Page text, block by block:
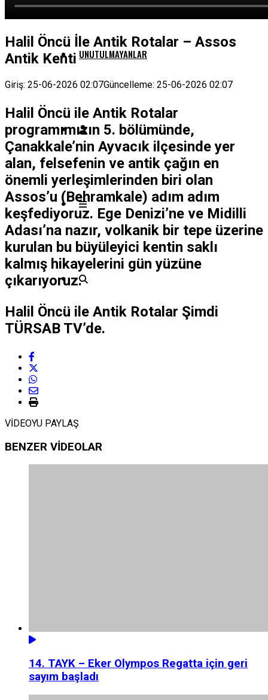
UNUTULMAYANLAR
Halil Öncü İle Antik Rotalar – Assos
Antik Kenti
Giriş: 25-06-2026 02:07Güncelleme: 25-06-2026 02:07
Halil Öncü ile Antik Rotalar
programımızın 5. bölümünde,
Çanakkale’nin Ayvacık ilçesinde yer
alan, felsefenin ve antik çağın en
önemli yerleşimlerinden biri olan
Assos’u (Behramkale) adım adım
keşfediyoruz. Ege Denizi’ne ve Midilli
Adası’na nazır, volkanik bir tepe üzerine
kurulan bu büyüleyici kentin saklı
kalmış hikayelerini gün yüzüne
çıkarıyoruz.
Halil Öncü ile Antik Rotalar Şimdi
TÜRSAB TV’de.
VİDEOYU PAYLAŞ
BENZER VİDEOLAR
14. TAYK – Eker Olympos Regatta için geri
sayım başladı